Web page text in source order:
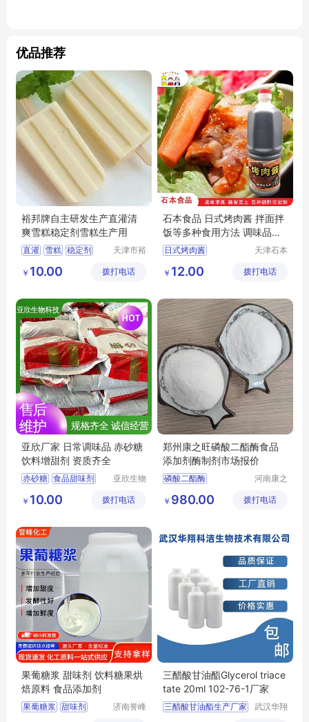
优品推荐
裕邦牌自主研发生产直灌清
爽雪糕稳定剂雪糕生产用
直灌 雪糕 稳定剂
天津市裕
展有限公
￥ 10.00 拨打电话
石本食品 日式烤肉酱 拌面拌
饭等多种食用方法 调味品厂
家
日式烤肉酱
天津石本
有限公司
￥ 12.00 拨打电话
亚欣厂家 日常调味品 赤砂糖
饮料增甜剂 资质齐全
赤砂糖 食品甜味剂
食品添加剂
亚欣生物
州）有限
￥ 10.00 拨打电话
郑州康之旺磷酸二酯酶食品
添加剂酶制剂市场报价
磷酸二酯酶
河南康之
技有限公
￥ 980.00 拨打电话
果葡糖浆 甜味剂 饮料糖果烘
焙原料 食品添加剂
果葡糖浆 甜味剂
济南誉峰
三醋酸甘油酯Glycerol triace
tate 20ml 102-76-1厂家
三醋酸甘油酯生产厂家
武汉华翔